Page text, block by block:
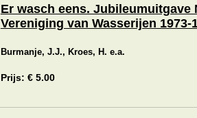
Er wasch eens. Jubileumuitgave
Vereniging van Wasserijen 1973-
Burmanje, J.J., Kroes, H. e.a.
Prijs: € 5.00